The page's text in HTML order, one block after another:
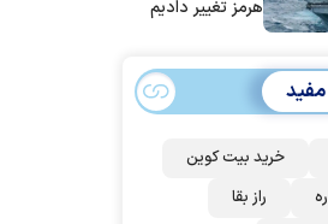
هرمز تغییر دادیم
خرید بیت کوین
راز بقا